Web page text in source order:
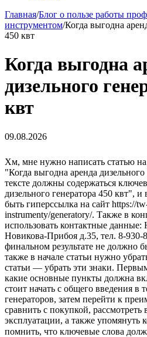
Главная/Блог о пользе работы
инструментом/Когда выгодна
450 квт
Когда выгодна
дизельного
квт
09.08.2026
Хм, мне нужно написать статью
"Когда выгодна аренда
тексте должны содержаться
дизельного генератора 450 квт",
быть гиперссылка на сайт https://
instrumenty/generatory/. Также в
использовать контактные
Новикова-Прибоя д.35, тел. 8-930-
финальном результате не должно
также в начале статьи нужно
статьи — убрать эти знаки.
какие основные пункты должна
стоит начать с общего введения в
генераторов, затем перейти к
сравнить с покупкой,
эксплуатации, а также
помнить, что ключевые слова